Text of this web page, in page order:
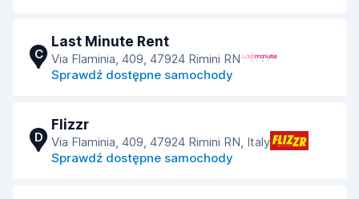
C
Last Minute Rent
Via Flaminia, 409, 47924 Rimini RN
Sprawdź dostępne samochody
D
Flizzr
Via Flaminia, 409, 47924 Rimini RN, Italy
Sprawdź dostępne samochody